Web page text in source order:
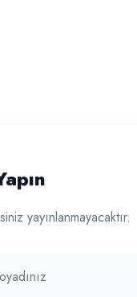
yayınlanmayacaktır.